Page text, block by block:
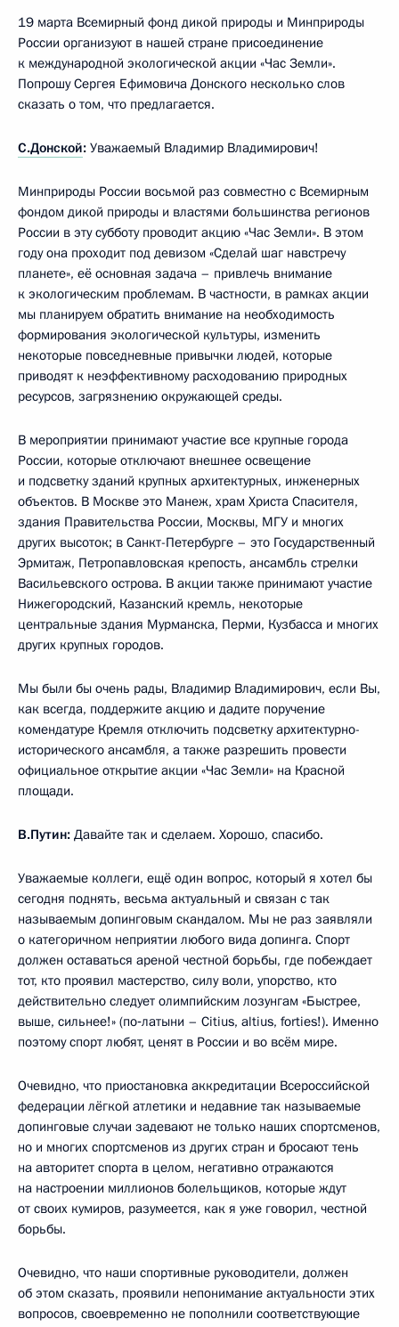
19 марта Всемирный фонд дикой природы и Минприроды
России организуют в нашей стране присоединение
к международной экологической акции «Час Земли».
Попрошу Сергея Ефимовича Донского несколько слов
сказать о том, что предлагается.
С.Донской: Уважаемый Владимир Владимирович!
Минприроды России восьмой раз совместно с Всемирным
фондом дикой природы и властями большинства регионов
России в эту субботу проводит акцию «Час Земли». В этом
году она проходит под девизом «Сделай шаг навстречу
планете», её основная задача – привлечь внимание
к экологическим проблемам. В частности, в рамках акции
мы планируем обратить внимание на необходимость
формирования экологической культуры, изменить
некоторые повседневные привычки людей, которые
приводят к неэффективному расходованию природных
ресурсов, загрязнению окружающей среды.
В мероприятии принимают участие все крупные города
России, которые отключают внешнее освещение
и подсветку зданий крупных архитектурных, инженерных
объектов. В Москве это Манеж, храм Христа Спасителя,
здания Правительства России, Москвы, МГУ и многих
других высоток; в Санкт-Петербурге – это Государственный
Эрмитаж, Петропавловская крепость, ансамбль стрелки
Васильевского острова. В акции также принимают участие
Нижегородский, Казанский кремль, некоторые
центральные здания Мурманска, Перми, Кузбасса и многих
других крупных городов.
Мы были бы очень рады, Владимир Владимирович, если Вы,
как всегда, поддержите акцию и дадите поручение
комендатуре Кремля отключить подсветку архитектурно-
исторического ансамбля, а также разрешить провести
официальное открытие акции «Час Земли» на Красной
площади.
В.Путин: Давайте так и сделаем. Хорошо, спасибо.
Уважаемые коллеги, ещё один вопрос, который я хотел бы
сегодня поднять, весьма актуальный и связан с так
называемым допинговым скандалом. Мы не раз заявляли
о категоричном неприятии любого вида допинга. Спорт
должен оставаться ареной честной борьбы, где побеждает
тот, кто проявил мастерство, силу воли, упорство, кто
действительно следует олимпийским лозунгам «Быстрее,
выше, сильнее!» (по‑латыни – Citius, altius, forties!). Именно
поэтому спорт любят, ценят в России и во всём мире.
Очевидно, что приостановка аккредитации Всероссийской
федерации лёгкой атлетики и недавние так называемые
допинговые случаи задевают не только наших спортсменов,
но и многих спортсменов из других стран и бросают тень
на авторитет спорта в целом, негативно отражаются
на настроении миллионов болельщиков, которые ждут
от своих кумиров, разумеется, как я уже говорил, честной
борьбы.
Очевидно, что наши спортивные руководители, должен
об этом сказать, проявили непонимание актуальности этих
вопросов, своевременно не пополнили соответствующие